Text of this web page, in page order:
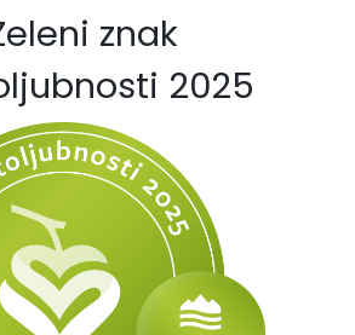
znak
2025